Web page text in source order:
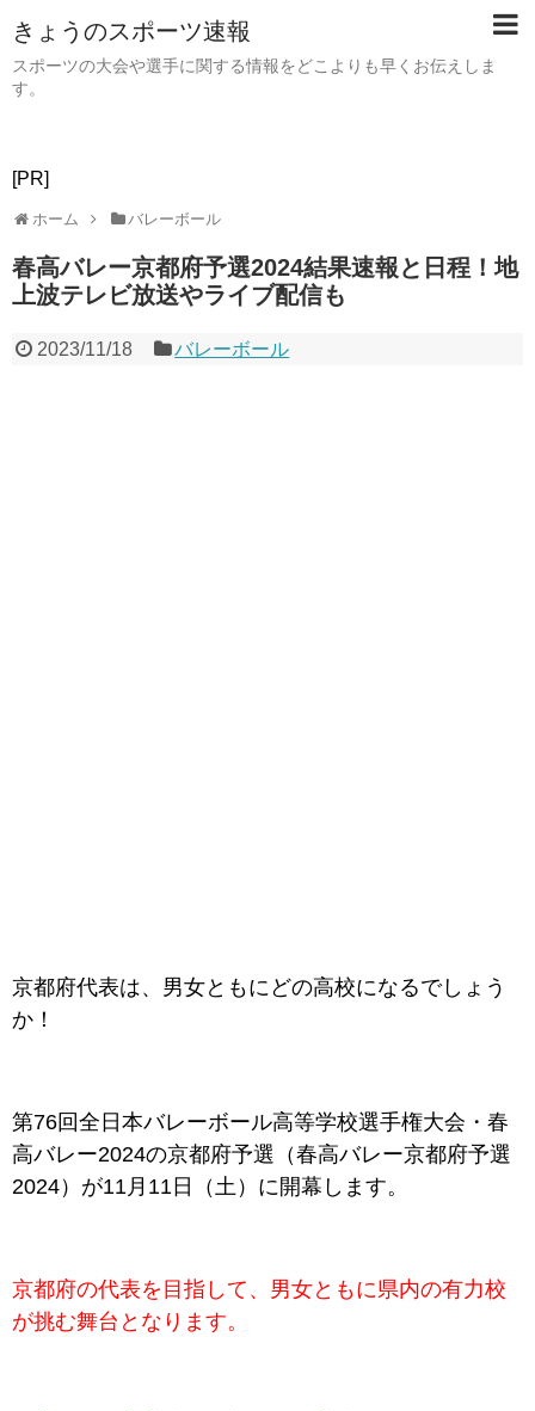
きょうのスポーツ速報
スポーツの大会や選手に関する情報をどこよりも早くお伝えしま
す。
[PR]
ホーム バレーボール
春高バレー京都府予選2024結果速報と日程！地
上波テレビ放送やライブ配信も
2023/11/18 バレーボール
京都府代表は、男女ともにどの高校になるでしょう
か！
第76回全日本バレーボール高等学校選手権大会・春
高バレー2024の京都府予選（春高バレー京都府予選
2024）が11月11日（土）に開幕します。
京都府の代表を目指して、男女ともに県内の有力校
が挑む舞台となります。